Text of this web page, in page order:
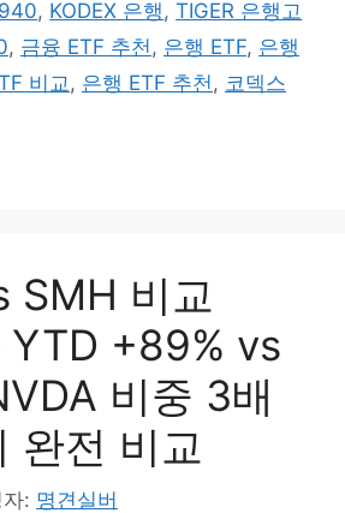
, KODEX 은행,TIGER 은행고
, 금융 ETF 추천, 은행 ETF, 은행
비교, 은행 ETF 추천, 코덱스
SMH 비교
+89% vs
비중 3배
완전 비교
: 명견실버